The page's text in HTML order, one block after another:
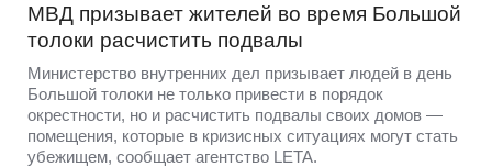
МВД призывает жителей во время Большой
толоки расчистить подвалы
Министерство внутренних дел призывает людей в день
Большой толоки не только привести в порядок
окрестности, но и расчистить подвалы своих домов —
помещения, которые в кризисных ситуациях могут стать
убежищем, сообщает агентство LETA.